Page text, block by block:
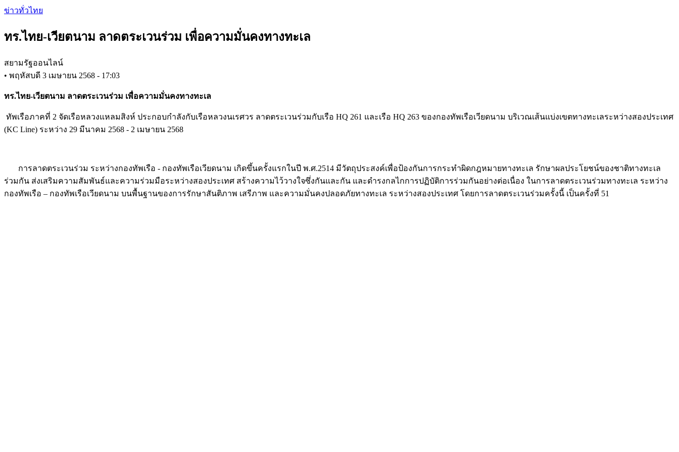
Skip
content
ข่าวทั่วไทย
ทร.ไทย-เวียตนาม ลาดตระเวนร่วม เพื่อความมั่นคงทางทะเล
สยามรัฐออนไลน์
• พฤหัสบดี 3 เมษายน 2568 - 17:03
ทร.ไทย-เวียตนาม ลาดตระเวนร่วม เพื่อความมั่นคงทางทะเล
ทัพเรือภาคที่ 2 จัดเรือหลวงแหลมสิงห์ ประกอบกำลังกับเรือหลวงนเรศวร ลาดตระเวนร่วมกับเรือ HQ 261 และเรือ HQ 263 ของกองทัพเรือเวียดนาม บริเวณเส้นแบ่งเขตทางทะเลระหว่างสองประเทศ
(KC Line) ระหว่าง 29 มีนาคม 2568 - 2 เมษายน 2568
การลาดตระเวนร่วม ระหว่างกองทัพเรือ - กองทัพเรือเวียดนาม เกิดขึ้นครั้งแรกในปี พ.ศ.2514 มีวัตถุประสงค์เพื่อป้องกันการกระทำผิดกฎหมายทางทะเล รักษาผลประโยชน์ของชาติทางทะเล
ร่วมกัน ส่งเสริมความสัมพันธ์และความร่วมมือระหว่างสองประเทศ สร้างความไว้วางใจซึ่งกันและกัน และดำรงกลไกการปฏิบัติการร่วมกันอย่างต่อเนื่อง ในการลาดตระเวนร่วมทางทะเล ระหว่าง
กองทัพเรือ – กองทัพเรือเวียดนาม บนพื้นฐานของการรักษาสันติภาพ เสรีภาพ และความมั่นคงปลอดภัยทางทะเล ระหว่างสองประเทศ โดยการลาดตระเวนร่วมครั้งนี้ เป็นครั้งที่ 51